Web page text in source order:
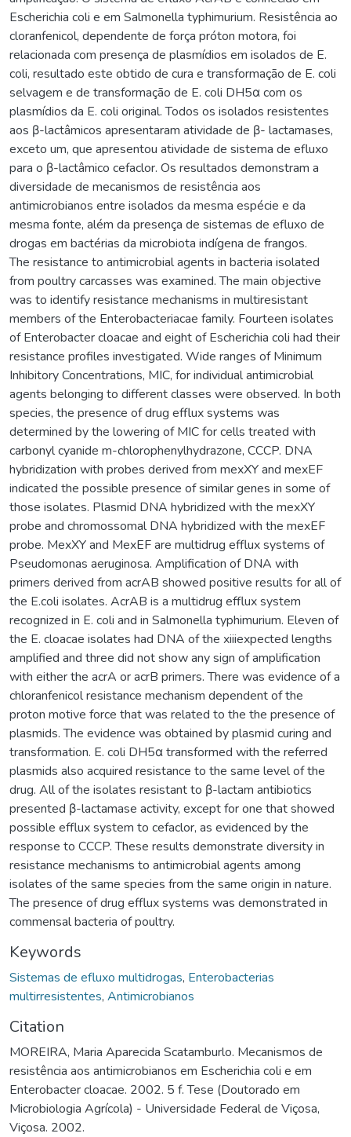
Escherichia coli e em Salmonella typhimurium. Resistência ao
cloranfenicol, dependente de força próton motora, foi
relacionada com presença de plasmídios em isolados de E.
coli, resultado este obtido de cura e transformação de E. coli
selvagem e de transformação de E. coli DH5α com os
plasmídios da E. coli original. Todos os isolados resistentes
aos β-lactâmicos apresentaram atividade de β- lactamases,
exceto um, que apresentou atividade de sistema de efluxo
para o β-lactâmico cefaclor. Os resultados demonstram a
diversidade de mecanismos de resistência aos
antimicrobianos entre isolados da mesma espécie e da
mesma fonte, além da presença de sistemas de efluxo de
drogas em bactérias da microbiota indígena de frangos.
The resistance to antimicrobial agents in bacteria isolated
from poultry carcasses was examined. The main objective
was to identify resistance mechanisms in multiresistant
members of the Enterobacteriacae family. Fourteen isolates
of Enterobacter cloacae and eight of Escherichia coli had their
resistance profiles investigated. Wide ranges of Minimum
Inhibitory Concentrations, MIC, for individual antimicrobial
agents belonging to different classes were observed. In both
species, the presence of drug efflux systems was
determined by the lowering of MIC for cells treated with
carbonyl cyanide m-chlorophenylhydrazone, CCCP. DNA
hybridization with probes derived from mexXY and mexEF
indicated the possible presence of similar genes in some of
those isolates. Plasmid DNA hybridized with the mexXY
probe and chromossomal DNA hybridized with the mexEF
probe. MexXY and MexEF are multidrug efflux systems of
Pseudomonas aeruginosa. Amplification of DNA with
primers derived from acrAB showed positive results for all of
the E.coli isolates. AcrAB is a multidrug efflux system
recognized in E. coli and in Salmonella typhimurium. Eleven of
the E. cloacae isolates had DNA of the xiiiexpected lengths
amplified and three did not show any sign of amplification
with either the acrA or acrB primers. There was evidence of a
chloranfenicol resistance mechanism dependent of the
proton motive force that was related to the the presence of
plasmids. The evidence was obtained by plasmid curing and
transformation. E. coli DH5α transformed with the referred
plasmids also acquired resistance to the same level of the
drug. All of the isolates resistant to β-lactam antibiotics
presented β-lactamase activity, except for one that showed
possible efflux system to cefaclor, as evidenced by the
response to CCCP. These results demonstrate diversity in
resistance mechanisms to antimicrobial agents among
isolates of the same species from the same origin in nature.
The presence of drug efflux systems was demonstrated in
commensal bacteria of poultry.
Keywords
Sistemas de efluxo multidrogas, Enterobacterias
multirresistentes, Antimicrobianos
Citation
MOREIRA, Maria Aparecida Scatamburlo. Mecanismos de
resistência aos antimicrobianos em Escherichia coli e em
Enterobacter cloacae. 2002. 5 f. Tese (Doutorado em
Microbiologia Agrícola) - Universidade Federal de Viçosa,
Viçosa. 2002.